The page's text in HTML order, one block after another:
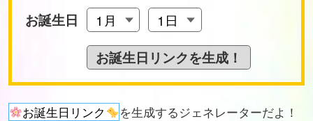
お誕生日
お誕生日リンク
を生成するジェネレーターだよ！